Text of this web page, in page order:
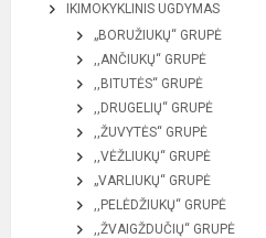
IKIMOKYKLINIS UGDYMAS
„BORUŽIUKŲ“ GRUPĖ
,,ANČIUKŲ“ GRUPĖ
,,BITUTĖS“ GRUPĖ
,,DRUGELIŲ“ GRUPĖ
,,ŽUVYTĖS“ GRUPĖ
,,VĖŽLIUKŲ“ GRUPĖ
„VARLIUKŲ“ GRUPĖ
,,PELĖDŽIUKŲ“ GRUPĖ
,,ŽVAIGŽDUČIŲ“ GRUPĖ